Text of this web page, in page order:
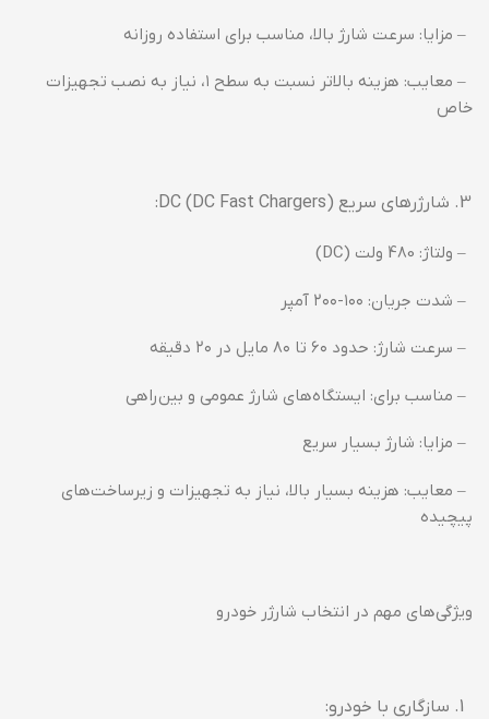
– مزایا: سرعت شارژ بالا، مناسب برای استفاده روزانه
– معایب: هزینه بالاتر نسبت به سطح ۱، نیاز به نصب تجهیزات
خاص
شارژرهای سریع DC (DC Fast Chargers):
– ولتاژ: 480 ولت (DC)
– شدت جریان: ۱۰۰-۲۰۰ آمپر
– سرعت شارژ: حدود ۶۰ تا ۸۰ مایل در ۲۰ دقیقه
– مناسب برای: ایستگاه‌های شارژ عمومی و بین‌راهی
– مزایا: شارژ بسیار سریع
– معایب: هزینه بسیار بالا، نیاز به تجهیزات و زیرساخت‌های
پیچیده
ویژگی‌های مهم در انتخاب شارژر خودرو
سازگاری با خودرو: